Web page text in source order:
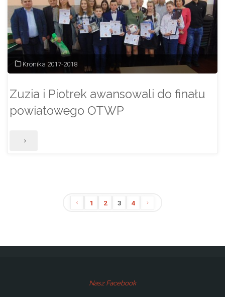
Turnieju
Tenisa
Stołowego"
Kronika 2017-2018
Zuzia i Piotrek awansowali do finału
powiatowego OTWP
"Zuzia
wpisów
1 2 3 4
Nasz Facebook